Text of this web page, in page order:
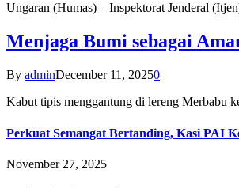
Ungaran (Humas) – Inspektorat Jenderal
Menjaga Bumi sebagai
By adminDecember 11, 20250
Kabut tipis menggantung di lereng Merbabu
Perkuat Semangat Bertanding, Kasi PAI
November 27, 2025